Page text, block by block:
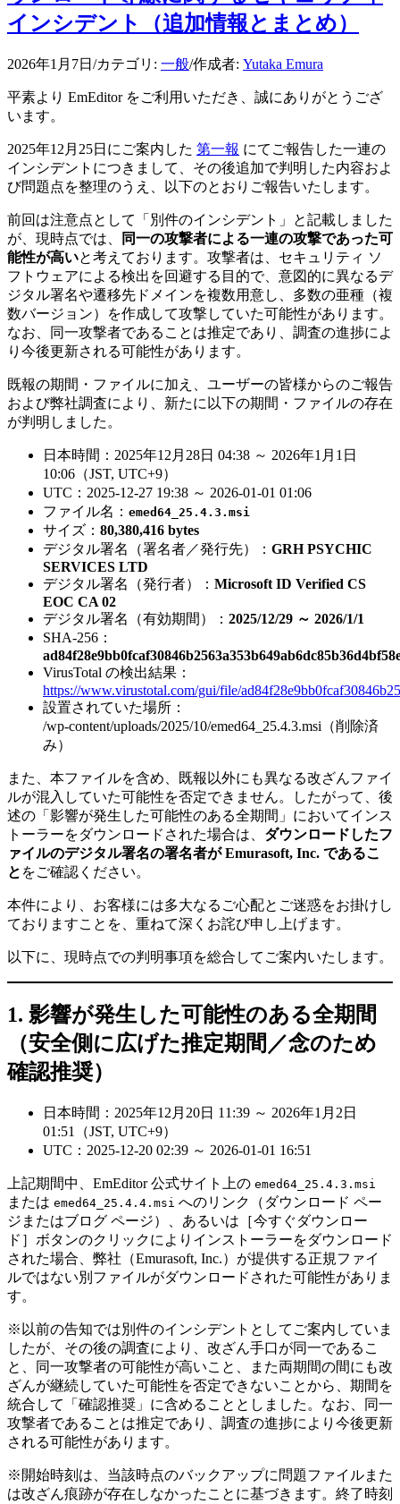
インシデント（追加情報とまとめ）
2026年1月7日 /カテゴリ: 一般/作成者: Yutaka Emura
平素より EmEditor をご利用いただき、誠にありがとうござ
います。
2025年12月25日にご案内した 第一報 にてご報告した一連の
インシデントにつきまして、その後追加で判明した内容およ
び問題点を整理のうえ、以下のとおりご報告いたします。
前回は注意点として「別件のインシデント」と記載しました
が、現時点では、
同一の攻撃者による一連の攻撃であった可
能性が高いと考えております。攻撃者は、セキュリティ ソ
フトウェアによる検出を回避する目的で、意図的に異なるデ
ジタル署名や遷移先ドメインを複数用意し、多数の亜種（複
数バージョン）を作成して攻撃していた可能性があります。
なお、同一攻撃者であることは推定であり、調査の進捗によ
り今後更新される可能性があります。
既報の期間・ファイルに加え、ユーザーの皆様からのご報告
および弊社調査により、新たに以下の期間・ファイルの存在
が判明しました。
日本時間：2025年12月28日 04:38 ～ 2026年1月1日
10:06（JST, UTC+9）
UTC：2025-12-27 19:38 ～ 2026-01-01 01:06
ファイル名： emed64_25.4.3.msi
サイズ： 80,380,416 bytes
デジタル署名（署名者／発行先）： GRH PSYCHIC
SERVICES LTD
デジタル署名（発行者）： Microsoft ID Verified CS
EOC CA 02
デジタル署名（有効期間）： 2025/12/29 ～ 2026/1/1
SHA-256：
VirusTotal の検出結果：
https://www.virustotal.com/gui/file/
設置されていた場所：
/wp-content/uploads/2025/10/emed64_25.4.3.msi（削除済
み）
また、本ファイルを含め、既報以外にも異なる改ざんファイ
ルが混入していた可能性を否定できません。したがって、後
述の「影響が発生した可能性のある全期間」においてインス
トーラーをダウンロードされた場合は、 ダウンロードしたフ
ァイルのデジタル署名の署名者が Emurasoft, Inc. であるこ
と をご確認ください。
本件により、お客様には多大なるご心配とご迷惑をお掛けし
ておりますことを、重ねて深くお詫び申し上げます。
以下に、現時点での判明事項を総合してご案内いたします。
1. 影響が発生した可能性のある全期間
（安全側に広げた推定期間／念のため
確認推奨）
日本時間：2025年12月20日 11:39 ～ 2026年1月2日
01:51（JST, UTC+9）
UTC：2025-12-20 02:39 ～ 2026-01-01 16:51
上記期間中、EmEditor 公式サイト上の emed64_25.4.3.msi
または emed64_25.4.4.msi へのリンク（ダウンロード ペー
ジまたはブログ ページ）、あるいは［今すぐダウンロー
ド］ボタンのクリックによりインストーラーをダウンロード
された場合、弊社（Emurasoft, Inc.）が提供する正規ファイ
ルではない別ファイルがダウンロードされた可能性がありま
す。
※以前の告知では別件のインシデントとしてご案内していま
したが、その後の調査により、改ざん手口が同一であるこ
と、同一攻撃者の可能性が高いこと、また両期間の間にも改
ざんが継続していた可能性を否定できないことから、期間を
統合して「確認推奨」に含めることとしました。なお、同一
攻撃者であることは推定であり、調査の進捗により今後更新
される可能性があります。
※開始時刻は、当該時点のバックアップに問題ファイルまた
は改ざん痕跡が存在しなかったことに基づきます。終了時刻